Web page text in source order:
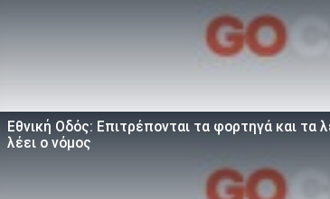
Εθνική Οδός: Επιτρέπονται τα φορτηγά και τα
λέει ο νόμος